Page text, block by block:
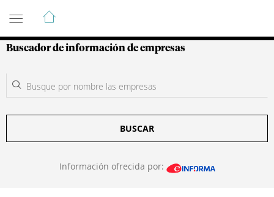
Guía de Empresas Colombianas
Buscador de información de empresas
BUSCAR
Información ofrecida por: